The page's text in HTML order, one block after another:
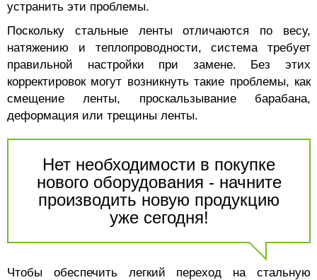
устранить эти проблемы.
Поскольку стальные ленты отличаются по весу,
натяжению и теплопроводности, система требует
правильной настройки при замене. Без этих
корректировок могут возникнуть такие проблемы, как
смещение ленты, проскальзывание барабана,
деформация или трещины ленты.
Нет необходимости в покупке
нового оборудования - начните
производить новую продукцию
уже сегодня!
Чтобы обеспечить легкий переход на стальную